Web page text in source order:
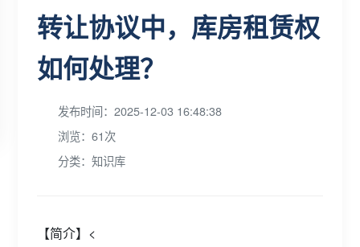
转让协议中，库房租赁权
如何处理？
发布时间：2025-12-03 16:48:38
浏览：61次
分类：知识库
【简介】<